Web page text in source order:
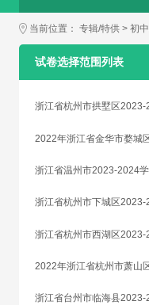
当前位置： 专辑/特供 > 初
试卷选择范围列表
浙江省杭州市拱墅区2023-
2022年浙江省金华市婺城
浙江省杭州市西湖区
2022年浙江省杭州市萧山
浙江省台州市临海县2023-